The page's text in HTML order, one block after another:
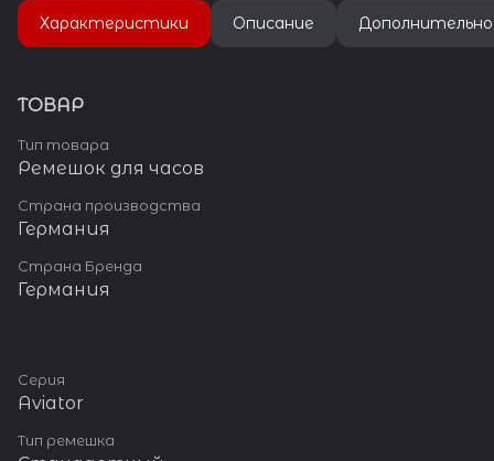
стальная пряжка с широким
язычком.
Характеристики Описание Дополнительно
ТОВАР
Тип товара
Ремешок для часов
Страна производства
Германия
Страна Бренда
Германия
Серия
Aviator
Тип ремешка